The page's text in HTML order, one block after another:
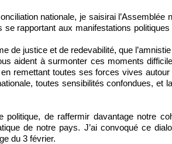
nationale, je saisirai l’Assemblée
se rapportant aux manifestations
de justice et de redevabilité, que
aident à surmonter ces moments
remettant toutes ses forces vives autour
toutes sensibilités confondues, et
politique, de raffermir davantage notre
de notre pays. J’ai convoqué ce
du 3 février.